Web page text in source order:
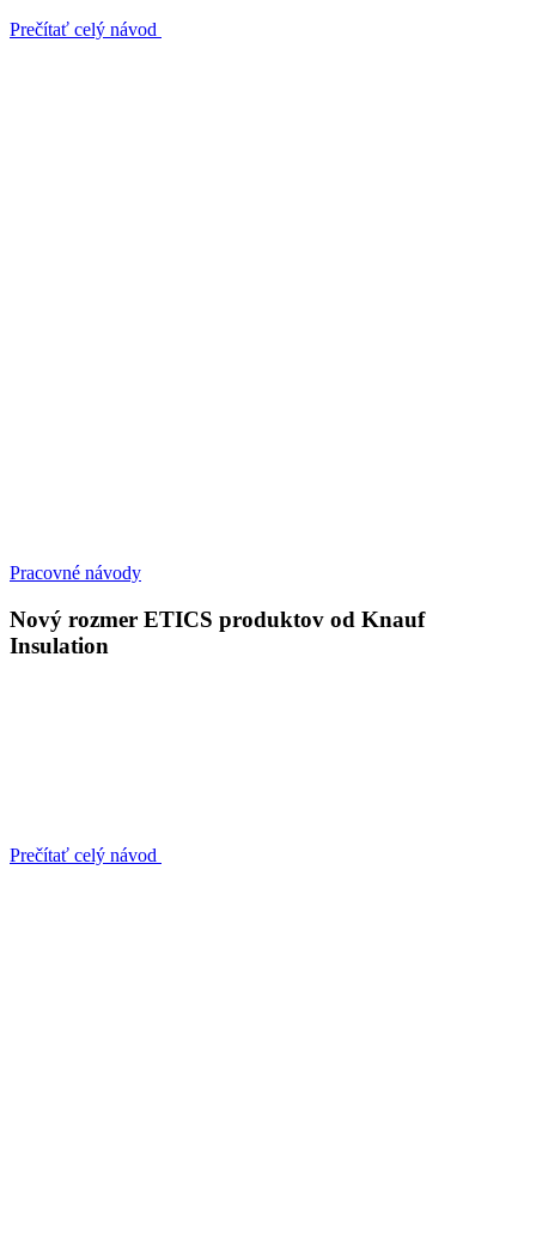
Prečítať celý návod
Pracovné návody
Nový rozmer ETICS produktov od Knauf
Insulation
Prečítať celý návod